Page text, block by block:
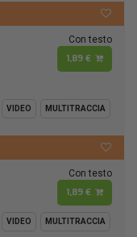
Con testo
1,89 €
VIDEO MULTITRACCIA
Con testo
1,89 €
VIDEO MULTITRACCIA